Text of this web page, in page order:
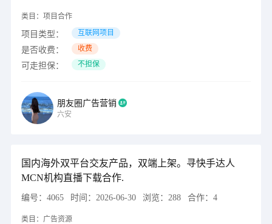
类目： 项目合作
项目类型： 互联网项目
是否收费： 收费
可走担保： 不担保
朋友圈广告营销
六安
国内海外双平台交友产品，双端上架。寻快手达人
MCN机构直播下载合作.
编号： 4065 时间： 2026-06-30 浏览： 288 合作： 4
类目： 广告资源